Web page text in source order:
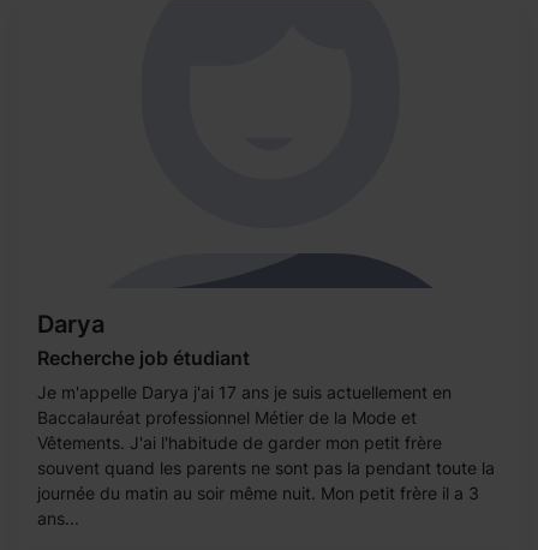
Darya
Recherche job étudiant
Je m'appelle Darya j'ai 17 ans je suis actuellement en
Baccalauréat professionnel Métier de la Mode et
Vêtements. J'ai l'habitude de garder mon petit frère
souvent quand les parents ne sont pas la pendant toute la
journée du matin au soir même nuit. Mon petit frère il a 3
ans...